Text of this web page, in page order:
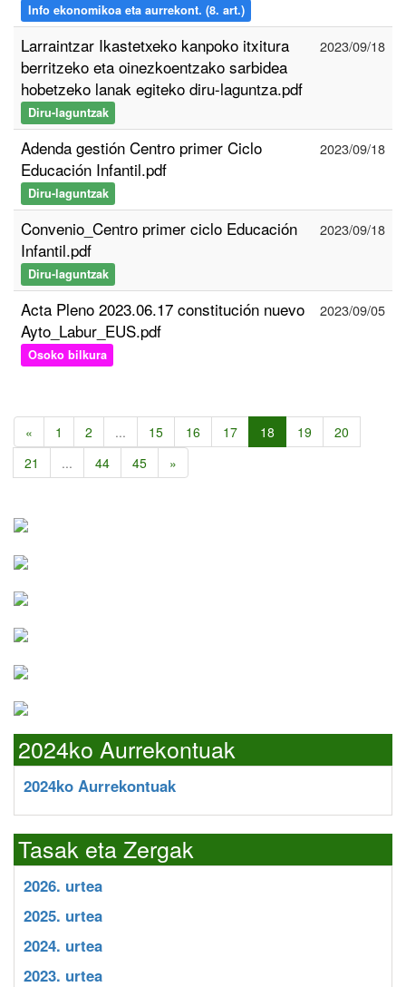
Info ekonomikoa eta aurrekont. (8. art.)
Larraintzar Ikastetxeko kanpoko itxitura
berritzeko eta oinezkoentzako sarbidea
hobetzeko lanak egiteko diru-laguntza.pdf
Diru-laguntzak
2023/09/18
Adenda gestión Centro primer Ciclo
Educación Infantil.pdf
Diru-laguntzak
2023/09/18
Convenio_Centro primer ciclo Educación
Infantil.pdf
Diru-laguntzak
2023/09/18
Acta Pleno 2023.06.17 constitución nuevo
Ayto_Labur_EUS.pdf
Osoko bilkura
2023/09/05
« 1 2 ... 15 16 17 18 19
20
21
... 44 45 »
2024ko Aurrekontuak
2024ko Aurrekontuak
Tasak eta Zergak
2026. urtea
2025. urtea
2024. urtea
2023. urtea